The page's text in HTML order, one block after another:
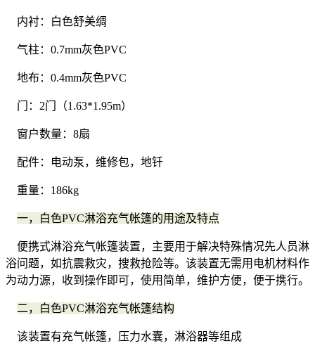
内衬：白色舒美绸
气柱：0.7mm灰色PVC
地布：0.4mm灰色PVC
门：2门（1.63*1.95m）
窗户数量：8扇
配件：电动泵，维修包，地钎
重量：186kg
一，白色PVC淋浴充气帐篷的用途及特点
便携式淋浴充气帐篷装置，主要用于解决特殊情况先人员淋
浴问题，如抗震救灾，搜救抢险等。该装置无需用电机材料作
为动力源，收到操作即可，使用简单，维护方便，便于携行。
二，白色PVC淋浴充气帐篷结构
该装置有充气帐篷，压力水囊，淋浴器等组成